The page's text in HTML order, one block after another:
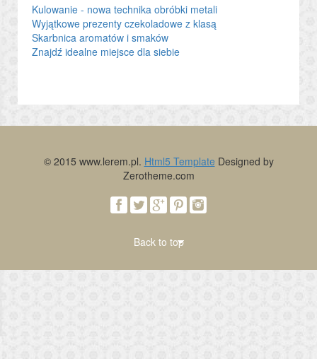
Kulowanie - nowa technika obróbki metali
Wyjątkowe prezenty czekoladowe z klasą
Skarbnica aromatów i smaków
Znajdź idealne miejsce dla siebie
© 2015 www.lerem.pl. Html5 Template Designed by
Zerotheme.com
Back to top